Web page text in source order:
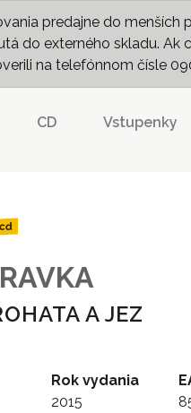
predajne do
do externého skladu. Ak
na telefónnom čísle
CD Vstupenky
cd
A JEZ
Rok vydania
2015